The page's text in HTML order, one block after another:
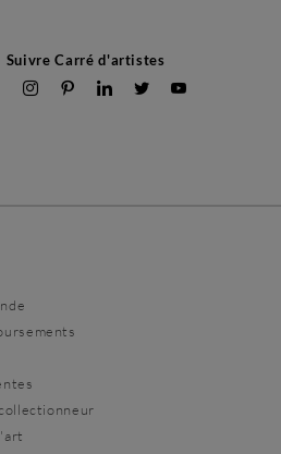
Suivre Carré d'artistes